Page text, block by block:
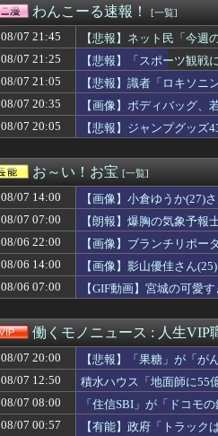
ソニーAAA『マーベル闘魂』、同接2.4
家事上手だと思って結婚した嫁。実は
【グラブル】6人禁禍くらい殺意に溢れ
【速報】悠仁さま 初の“おことば”
【世界】シンプルな問い【ポーランド
【悲報】NISA民、『オルカン』『
「君は彼の親じゃない」と10年言われ
【海外の反応】日本のウェブサイトっ
【ウマ娘】同期相手にあまりにも容赦
【棋王戦】豊島将之九段が中村太地八
古参ゲーマー「攻略サイト見てプレイ
GANTZ1巻、よく見たら終わり方が面
【日本ハム対楽天17回戦】日本ハム、
【勝利】日本ハムvs楽天 17回戦｜試合
『冨里奈央』vs『ハシヤスメアツコ』
高森藍子「トリクロマティック・ナチ
トランプ氏「FRBの金利決定はウォー
コメ 損切り加速ｗｗｗｗｗｗｗｗｗ
【DeNA対広島16回戦】DeNAが広島に
【感動】新聞さん、壮大な縦読みを仕
【試合結果】[2026/8/7]DeNAベイスタ
【朗報】ショートスリーパー堀大輔、
ヤクルト・奥川が2安打！ ようやく完
【阪神対中日17回戦】中日が土壇場9
デニー支援の小沢一郎氏（一般人）、
わんこーる速報！ [一覧]
08/07 21:45
【悲報】ネット民「今
だろ」
08/07 21:25
【悲報】「スポーツ観
08/07 21:05
【悲報】識者「ロキソニ
08/07 20:35
【画像】ボディバッグ、
08/07 20:05
【悲報】ジャンプグッズ
お～い！お宝 [一覧]
08/07 14:00
【画像】小倉ゆうか(27)
08/07 07:00
【朗報】爆胸の気象予報
08/06 22:00
【画像】ブランチリポー
08/06 14:00
【画像】影山優佳さん
08/06 07:00
【GIF動画】宮城の可愛
働くモノニュース : 人生VIP
08/07 20:00
【悲報】「果糖」が「が
08/07 12:50
積水ハウス「地面師に55
08/07 08:00
「住信SBI」が「ドコモ
08/07 00:57
【有能】政府「トラック